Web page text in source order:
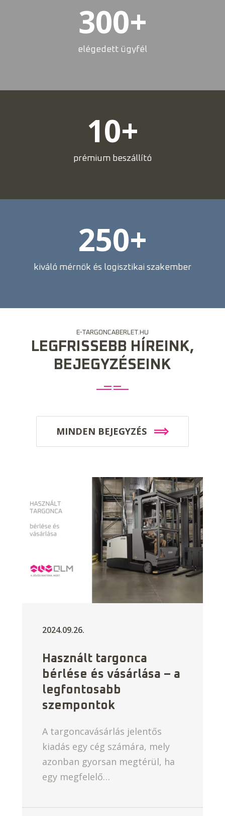
300+
elégedett ügyfél
10+
prémium beszállító
250+
kiváló mérnök és logisztikai szakember
E-TARGONCABERLET.HU
LEGFRISSEBB HÍREINK,
BEJEGYZÉSEINK
MINDEN BEJEGYZÉS
2024.09.26.
Használt targonca
bérlése és vásárlása – a
legfontosabb
szempontok
A targoncavásárlás jelentős
kiadás egy cég számára, mely
azonban gyorsan megtérül, ha
egy megfelelő…